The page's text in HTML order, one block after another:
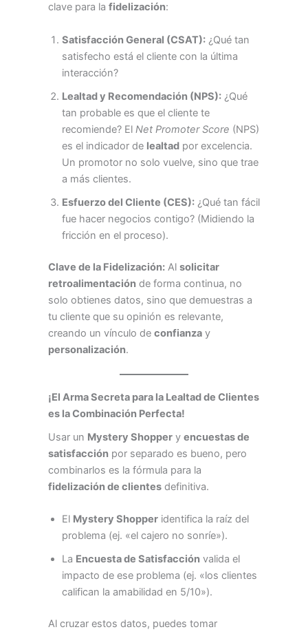
clave para la fidelización:
Satisfacción General (CSAT): ¿Qué tan
satisfecho está el cliente con la última
interacción?
Lealtad y Recomendación (NPS): ¿Qué
tan probable es que el cliente te
recomiende? El Net Promoter Score (NPS)
es el indicador de lealtad por excelencia.
Un promotor no solo vuelve, sino que trae
a más clientes.
Esfuerzo del Cliente (CES): ¿Qué tan fácil
fue hacer negocios contigo? (Midiendo la
fricción en el proceso).
Clave de la Fidelización: Al solicitar
retroalimentación de forma continua, no
solo obtienes datos, sino que demuestras a
tu cliente que su opinión es relevante,
creando un vínculo de confianza y
personalización.
¡El Arma Secreta para la Lealtad de Clientes
es la Combinación Perfecta!
Usar un Mystery Shopper y encuestas de
satisfacción por separado es bueno, pero
combinarlos es la fórmula para la
fidelización de clientes definitiva.
El Mystery Shopper identifica la raíz del
problema (ej. «el cajero no sonríe»).
La Encuesta de Satisfacción valida el
impacto de ese problema (ej. «los clientes
califican la amabilidad en 5/10»).
Al cruzar estos datos, puedes tomar